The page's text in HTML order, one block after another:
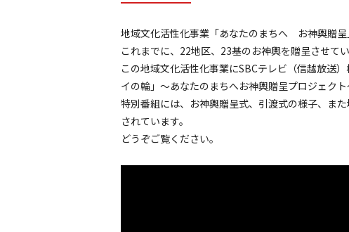
地域文化活性化事業「あなたのまちへ お神輿贈呈
これまでに、22地区、23基のお神輿を贈呈させて
この地域文化活性化事業にSBCテレビ（信越放送
イの輪」～あなたのまちへお神輿贈呈プロジェクト
特別番組には、お神輿贈呈式、引渡式の様子、ま
されています。
どうぞご覧ください。